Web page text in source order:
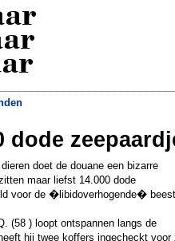
verovert de wereld»
dode
doet de douane een bizarre
maar liefst 14.000 dode
voor de �libidoverhogende�
(58 ) loopt ontspannen langs de
hij twee koffers ingecheckt voor